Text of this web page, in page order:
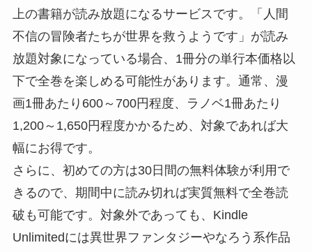
上の書籍が読み放題になるサービスです。「人間
不信の冒険者たちが世界を救うようです」が読み
放題対象になっている場合、1冊分の単行本価格以
下で全巻を楽しめる可能性があります。通常、漫
画1冊あたり600～700円程度、ラノベ1冊あたり
1,200～1,650円程度かかるため、対象であれば大
幅にお得です。
さらに、初めての方は30日間の無料体験が利用で
きるので、期間中に読み切れば実質無料で全巻読
破も可能です。対象外であっても、Kindle
Unlimitedには異世界ファンタジーやなろう系作品